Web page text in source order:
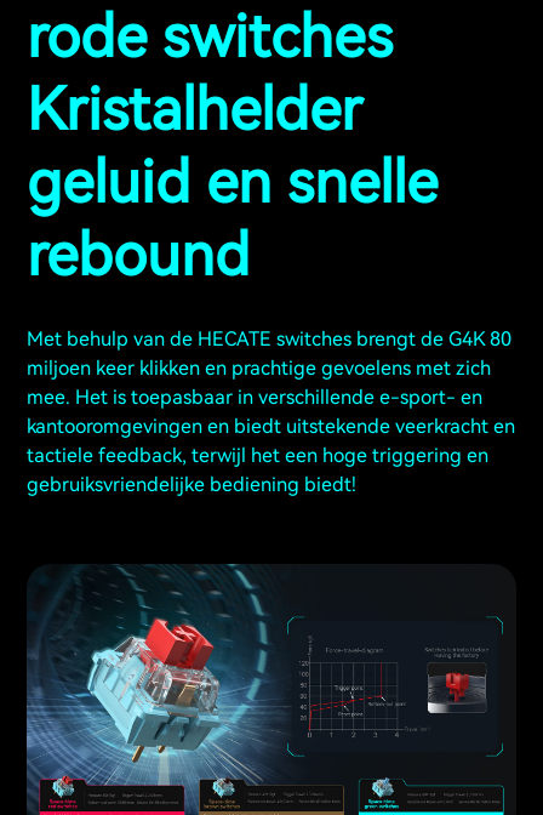
rode switches
Kristalhelder
geluid en snelle
rebound
Met behulp van de HECATE switches brengt de G4K 80
miljoen keer klikken en prachtige gevoelens met zich
mee. Het is toepasbaar in verschillende e-sport- en
kantooromgevingen en biedt uitstekende veerkracht en
tactiele feedback, terwijl het een hoge triggering en
gebruiksvriendelijke bediening biedt!